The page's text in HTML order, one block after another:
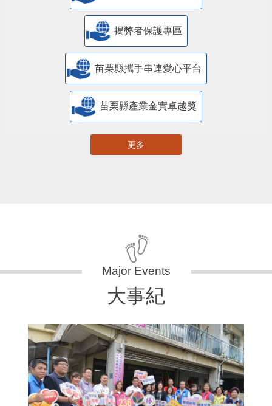
揭弊者保護專區
苗栗縣攜手串連愛心平台
苗栗縣產業金實卓越獎
更多
大事紀